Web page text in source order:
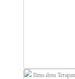
Ilmu-ilmu Terapan